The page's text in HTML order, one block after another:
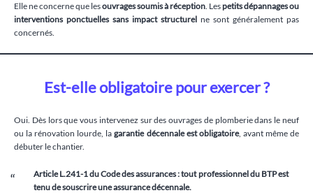
Elle ne concerne que lesouvrages soumis à réception. Lespetits dépannages ou
interventions ponctuelles sans impact structurel ne sont généralement pas
concernés.
Est-elle obligatoire pour exercer ?
Oui. Dès lors que vous intervenez sur des ouvrages de plomberie dans le neuf
ou la rénovation lourde, lagarantie décennale est obligatoire, avant même de
débuter le chantier.
Article L.241-1 du Code des assurances : tout professionnel du BTP est
tenu de souscrire une assurance décennale.